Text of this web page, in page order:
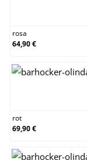
rosa
64,90 €
rot
69,90 €